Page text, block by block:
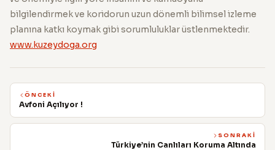
bilgilendirmek ve koridorun uzun dönemli bilimsel izleme
planına katkı koymak gibi sorumluluklar üstlenmektedir.
www.kuzeydoga.org
ÖNCEKI
Avfoni Açılıyor !
SONRAKI
Türkiye’nin Canlıları Koruma Altında